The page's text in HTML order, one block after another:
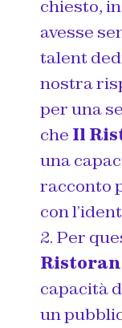
chiesto,
avesse
talent
nostra
per una
che Il
una
racconto
con
2. Per
capacità
un